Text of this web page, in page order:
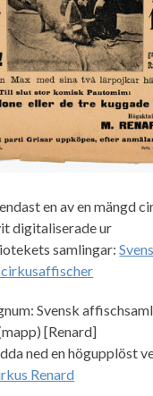
en av en mängd
digitaliserade ur
samlingar:
Svensk
[Renard]
ned en högupplöst
Renard